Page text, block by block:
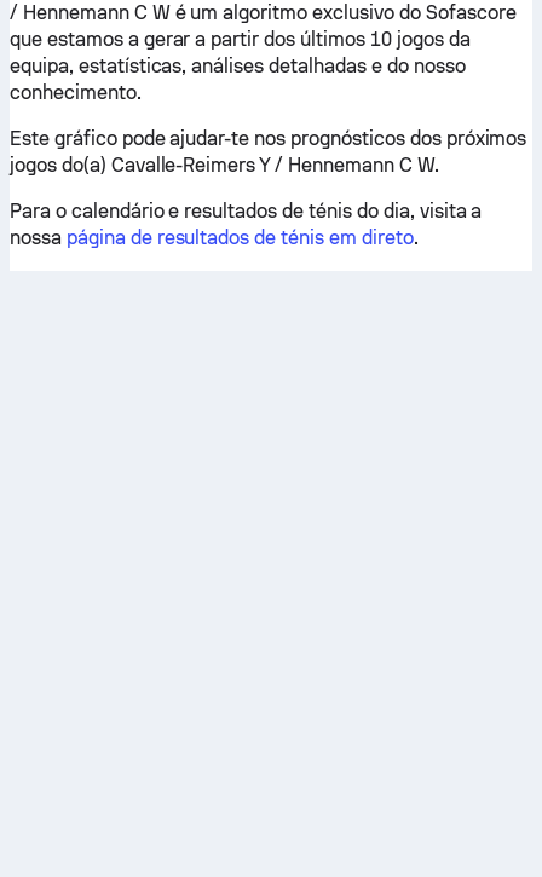
/ Hennemann C W é um algoritmo exclusivo do Sofascore
que estamos a gerar a partir dos últimos 10 jogos da
equipa, estatísticas, análises detalhadas e do nosso
conhecimento.
Este gráfico pode ajudar-te nos prognósticos dos próximos
jogos do(a) Cavalle-Reimers Y / Hennemann C W.
Para o calendário e resultados de ténis do dia, visita a
nossa página de resultados de ténis em direto.